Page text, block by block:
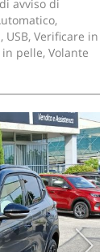
avviso di
Verificare in
pelle, Volante